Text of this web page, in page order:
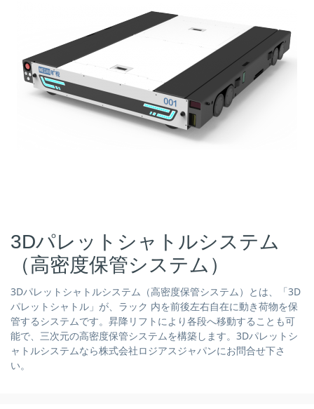
3Dパレットシャトルシステム
（高密度保管システム）
3Dパレットシャトルシステム（高密度保管システム）とは、「3D
パレットシャトル」が、ラック 内を前後左右自在に動き荷物を保
管するシステムです。昇降リフトにより各段へ移動することも可
能で、三次元の高密度保管システムを構築します。3Dパレットシ
ャトルシステムなら株式会社ロジアスジャパンにお問合せ下さ
い。